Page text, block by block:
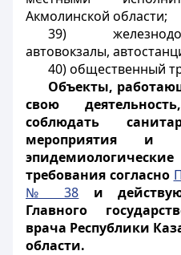
Акмолинской области;
39)
автовокзалы,
40) общественный
Объекты,
свою
соблюдать
мероприятия и
требования согласно
№ 38 и
Главного
врача Республики
области.